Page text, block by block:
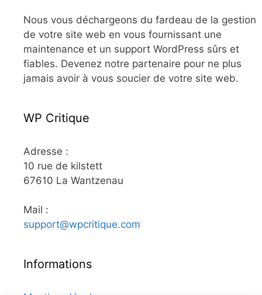
Nous vous déchargeons du fardeau de la gestion
de votre site web en vous fournissant une
maintenance et un support WordPress sûrs et
fiables. Devenez notre partenaire pour ne plus
jamais avoir à vous soucier de votre site web.
WP Critique
Adresse :
10 rue de kilstett
67610 La Wantzenau
Mail :
support@wpcritique.com
Informations